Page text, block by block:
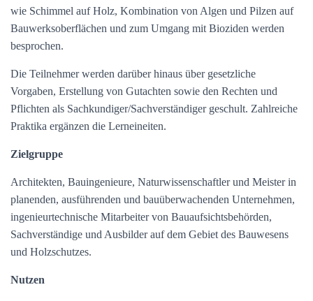
wie Schimmel auf Holz, Kombination von Algen und Pilzen auf
Bauwerksoberflächen und zum Umgang mit Bioziden werden
besprochen.
Die Teilnehmer werden darüber hinaus über gesetzliche
Vorgaben, Erstellung von Gutachten sowie den Rechten und
Pflichten als Sachkundiger/Sachverständiger geschult. Zahlreiche
Praktika ergänzen die Lerneineiten.
Zielgruppe
Architekten, Bauingenieure, Naturwissenschaftler und Meister in
planenden, ausführenden und bauüberwachenden Unternehmen,
ingenieurtechnische Mitarbeiter von Bauaufsichtsbehörden,
Sachverständige und Ausbilder auf dem Gebiet des Bauwesens
und Holzschutzes.
Nutzen